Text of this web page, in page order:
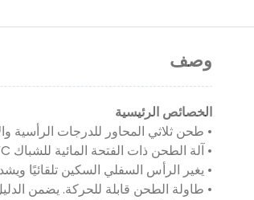
وصف
الخصائص الرئيسية
• طحن ثلاثي المحاور للدرجات الرأسية
• آلة الطحن ذات الفتحة المائية للشباك PVC لطحن فتحة المياه وفتحات ضغط الهواء المتوازنة لباب النافذة PVC.
• يغير الرأس السفلي السكين تلقائيًا
• طاولة الطحن قابلة للحركة. يضمن